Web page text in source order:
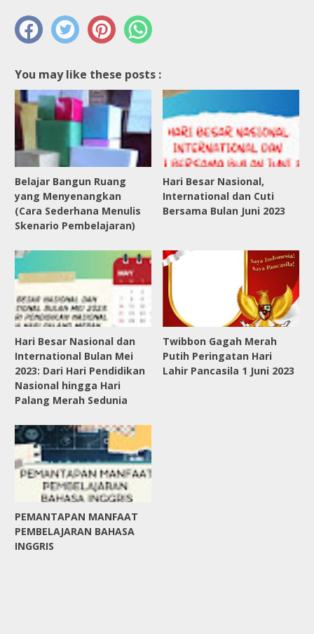
You may like these posts :
Belajar Bangun Ruang
yang Menyenangkan
(Cara Sederhana Menulis
Skenario Pembelajaran)
Hari Besar Nasional,
International dan Cuti
Bersama Bulan Juni 2023
Hari Besar Nasional dan
International Bulan Mei
2023: Dari Hari Pendidikan
Nasional hingga Hari
Palang Merah Sedunia
Twibbon Gagah Merah
Putih Peringatan Hari
Lahir Pancasila 1 Juni 2023
PEMANTAPAN MANFAAT
PEMBELAJARAN BAHASA
INGGRIS